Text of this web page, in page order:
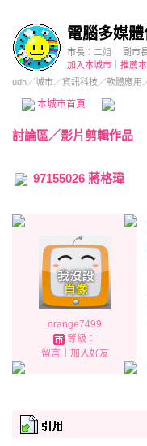
電腦多媒
市長： 二姐 副市
加入本城市
推薦
udn／城市／資訊科技 ／軟體應用
本城市首頁
討論區／影片剪輯作品
97155026 蔣格瑋
orange7499
等級：
留言｜ 加入好友